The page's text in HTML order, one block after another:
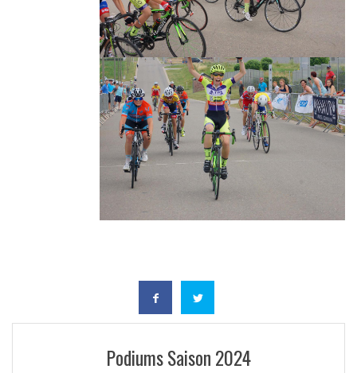
Podiums Saison 2024